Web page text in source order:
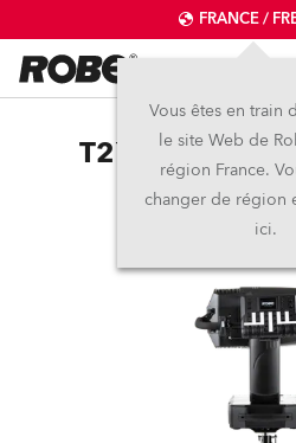
FRANCE /
Vous êtes en train
le site Web de
région France.
changer de région
ici.
T2™